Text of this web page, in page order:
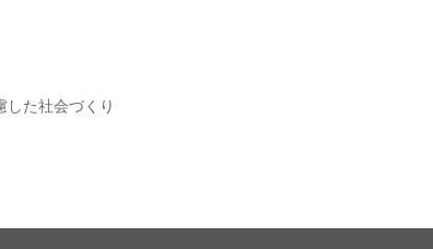
した社会づくり